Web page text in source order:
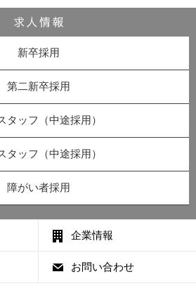
新卒採用
第二新卒採用
タッフ （中途採用）
タッフ （中途採用）
障がい者採用
企業情報
お問い合わせ